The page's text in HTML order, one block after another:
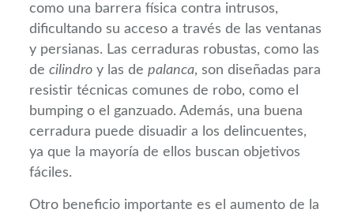
como una barrera física contra intrusos,
dificultando su acceso a través de las ventanas
y persianas. Las cerraduras robustas, como las
decilindro y las depalanca, son diseñadas para
resistir técnicas comunes de robo, como el
bumping o el ganzuado. Además, una buena
cerradura puede disuadir a los delincuentes,
ya que la mayoría de ellos buscan objetivos
fáciles.
Otro beneficio importante es el aumento de la